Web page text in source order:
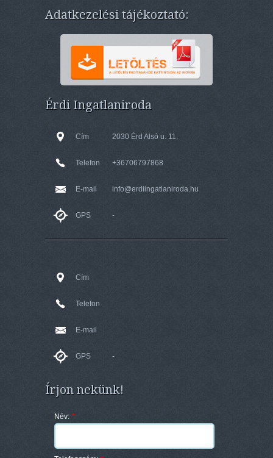
Adatkezelési tájékoztató:
Érdi Ingatlaniroda
Cím 2030 Érd Alsó u. 11.
Telefon +36706797868
E-mail info@erdiingatlaniroda.hu
GPS -
Cím
Telefon
E-mail
GPS -
Írjon nekünk!
Név: *